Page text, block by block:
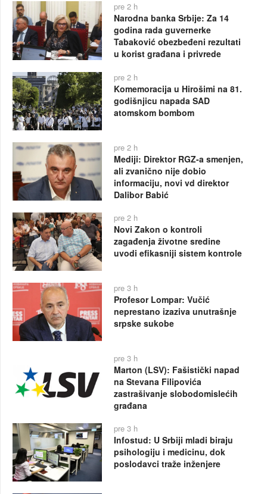
pre 2 h
Narodna banka Srbije: Za 14
godina rada guvernerke
Tabaković obezbeđeni rezultati
u korist građana i privrede
pre 2 h
Komemoracija u Hirošimi na 81.
godišnjicu napada SAD
atomskom bombom
pre 2 h
Mediji: Direktor RGZ-a smenjen,
ali zvanično nije dobio
informaciju, novi vd direktor
Dalibor Babić
pre 2 h
Novi Zakon o kontroli
zagađenja životne sredine
uvodi efikasniji sistem kontrole
pre 3 h
Profesor Lompar: Vučić
neprestano izaziva unutrašnje
srpske sukobe
pre 3 h
Marton (LSV): Fašistički napad
na Stevana Filipovića
zastrašivanje slobodomislećih
građana
pre 3 h
Infostud: U Srbiji mladi biraju
psihologiju i medicinu, dok
poslodavci traže inženjere